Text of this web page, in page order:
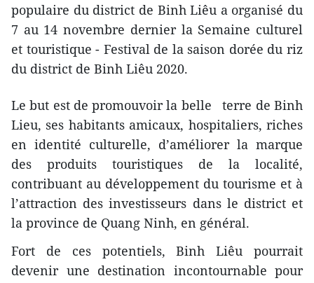
populaire du district de Binh Liêu a organisé du
7 au 14 novembre dernier la Semaine culturel
et touristique - Festival de la saison dorée du riz
du district de Binh Liêu 2020.
Le but est de promouvoir la belle terre de Binh
Lieu, ses habitants amicaux, hospitaliers, riches
en identité culturelle, d’améliorer la marque
des produits touristiques de la localité,
contribuant au développement du tourisme et à
l’attraction des investisseurs dans le district et
la province de Quang Ninh, en général.
Fort de ces potentiels, Binh Liêu pourrait
devenir une destination incontournable pour